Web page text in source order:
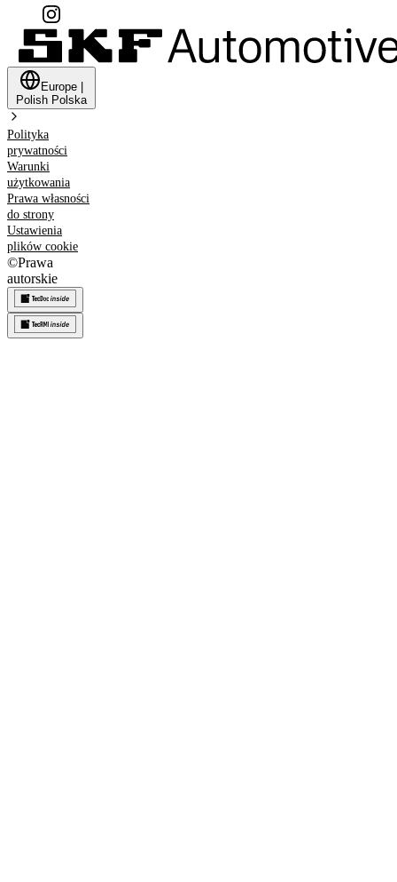
Europe
Polish Polska
Polityka
prywatności
Warunki
użytkowania
Prawa własności
do strony
Ustawienia
plików cookie
©Prawa
autorskie